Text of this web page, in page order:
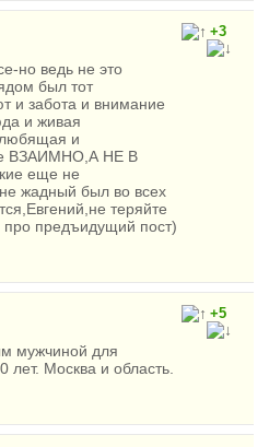
но ведь не это
был тот
и забота и внимание
и живая
и
ВЗАИМНО,А НЕ В
еще не
жадный был во всех
теряйте
про предъидущий пост)
+3
мужчиной для
Москва и область.
+5